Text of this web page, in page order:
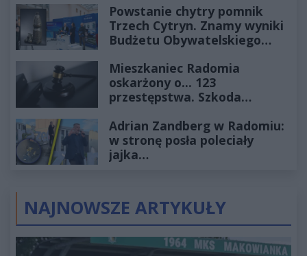
Powstanie chytry pomnik
Trzech Cytryn. Znamy wyniki
Budżetu Obywatelskiego
Mieszkaniec Radomia
oskarżony o... 123
przestępstwa. Szkoda
złotych
Adrian Zandberg w Radomiu:
w stronę posła poleciały
jajka…
NAJNOWSZE ARTYKUŁY